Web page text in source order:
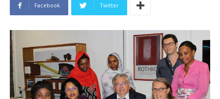
Facebook Twitter